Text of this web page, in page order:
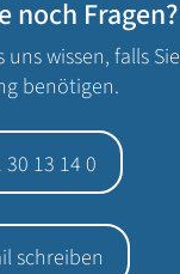
noch Fragen?
uns wissen, falls Sie
benötigen.
30 13 14 0
schreiben